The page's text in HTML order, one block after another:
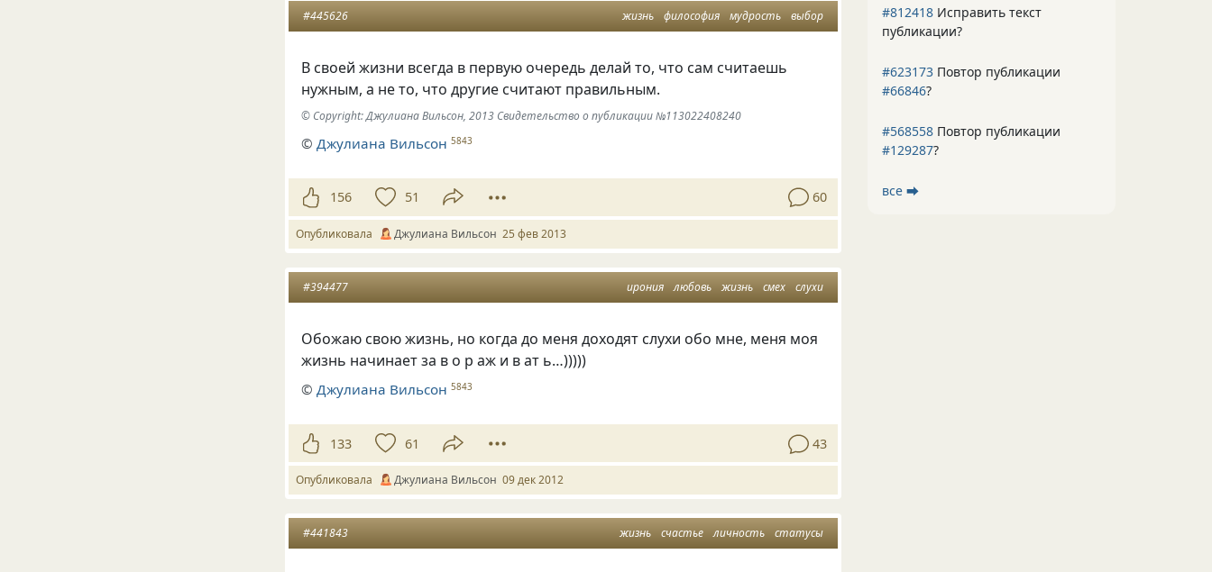
жизнь философия мудрость выбор
#445626
В своей жизни всегда в первую очередь делай то, что сам считаешь
нужным, а не то, что другие считают правильным.
© Copyright: Джулиана Вильсон, 2013 Свидетельство о публикации №113022408240
©Джулиана Вильсон 5843
156 51 60
Опубликовала Джулиана Вильсон 25 фев 2013
ирония любовь жизнь смех слухи
#394477
Обожаю свою жизнь, но когда до меня доходят слухи обо мне, меня моя
жизнь начинает за в о р аж и в ат ь…)))))
©Джулиана Вильсон 5843
133 61 43
Опубликовала Джулиана Вильсон 09 дек 2012
жизнь счастье личность статусы
#441843
#812418 Исправить текст
публикации?
#623173 Повтор публикации
#66846?
#568558 Повтор публикации
#129287?
все ⮕